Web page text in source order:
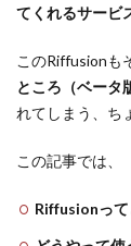
てくれるサービ
このRiffusionも
ところ（ベータ
れてしまう、ち
この記事では、
Riffusionって